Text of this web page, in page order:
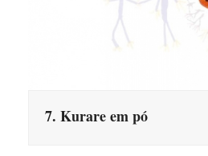
7. Kurare em pó